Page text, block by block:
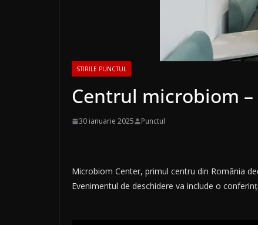
STIRILE PUNCTUL
Centrul microbiom
30 ianuarie 2025 Punctul
Microbiom Center, primul centru din România
Evenimentul de deschidere va include o